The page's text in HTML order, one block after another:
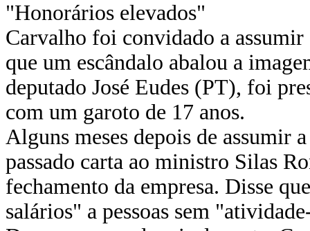
"Honorários elevados"
Carvalho foi convidado a
que um escândalo abalou a
deputado José Eudes (PT), foi
com um garoto de 17 anos.
Alguns meses depois de assumir
passado carta ao ministro Silas
fechamento da empresa. Disse
salários" a pessoas sem